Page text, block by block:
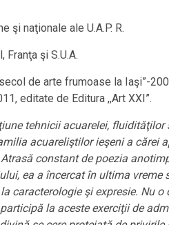
naţionale ale U.A.P. R.
şi S.U.A.
de arte frumoase la Iaşi”-
editate de Editura ,,Art XXI”.
tehnicii acuarelei, fluidităţilor
acuareliştilor ieşeni a cărei
constant de poezia
ea a încercat în ultima
caracterologie şi expresie. Nu
la aceste exerciţii de